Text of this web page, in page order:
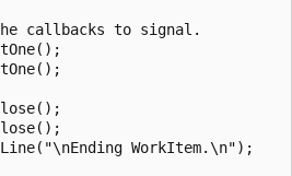
callbacks to signal.
WorkItem.\n");